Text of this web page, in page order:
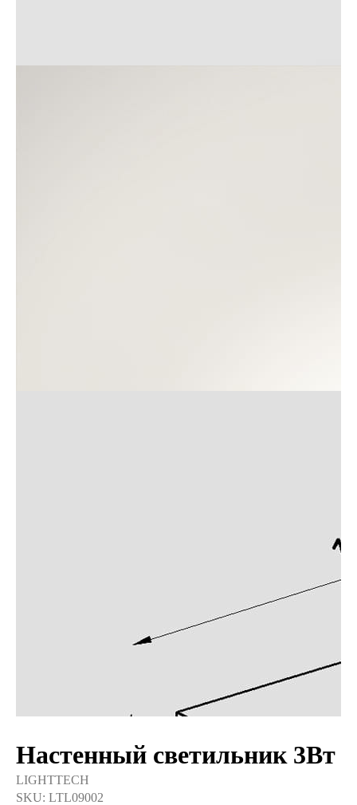
Настенный светильник 3Вт
LIGHTTECH
SKU: LTL09002